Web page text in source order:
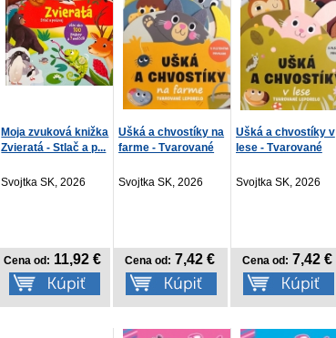
Moja zvuková knižka
Zvieratá - Stlač a p...
Svojtka SK, 2026
Cena od: 11,92 €
Ušká a chvostíky na
farme - Tvarované
Svojtka SK, 2026
Cena od: 7,42 €
Ušká a chvostíky v
lese - Tvarované
Svojtka SK, 2026
Cena od: 7,42 €